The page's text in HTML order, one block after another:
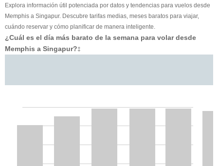
Explora información útil potenciada por datos y tendencias para vuelos desde
Memphis a Singapur. Descubre tarifas medias, meses baratos para viajar,
cuándo reservar y cómo planificar de manera inteligente.
¿Cuál es el día más barato de la semana para volar desde
Memphis a Singapur?‡